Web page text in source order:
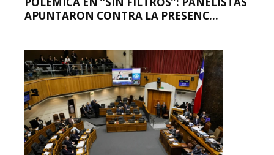
APUNTARON CONTRA LA PRESENC...